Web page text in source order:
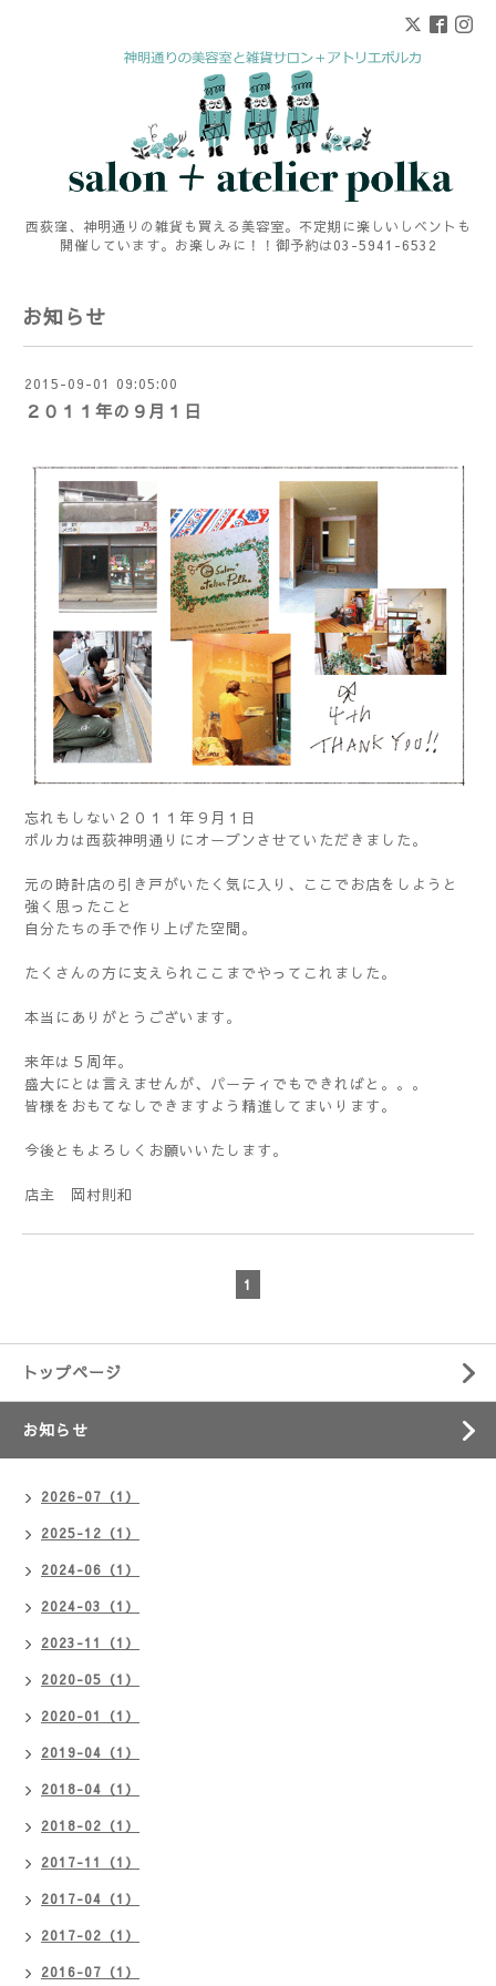
西荻窪、神明通りの雑貨も買える美容室。不定期に楽しいしベントも
開催しています。お楽しみに！！御予約は03-5941-6532
お知らせ
2015-09-01 09:05:00
２０１１年の９月１日
忘れもしない２０１１年９月１日
ポルカは西荻神明通りにオープンさせていただきました。
元の時計店の引き戸がいたく気に入り、ここでお店をしようと
強く思ったこと
自分たちの手で作り上げた空間。
たくさんの方に支えられここまでやってこれました。
本当にありがとうございます。
来年は５周年。
盛大にとは言えませんが、パーティでもできればと。。。
皆様をおもてなしできますよう精進してまいります。
今後ともよろしくお願いいたします。
店主 岡村則和
1
トップページ
お知らせ
2026-07（1）
2025-12（1）
2024-06（1）
2024-03（1）
2023-11（1）
2020-05（1）
2020-01（1）
2019-04（1）
2018-04（1）
2018-02（1）
2017-11（1）
2017-04（1）
2017-02（1）
2016-07（1）